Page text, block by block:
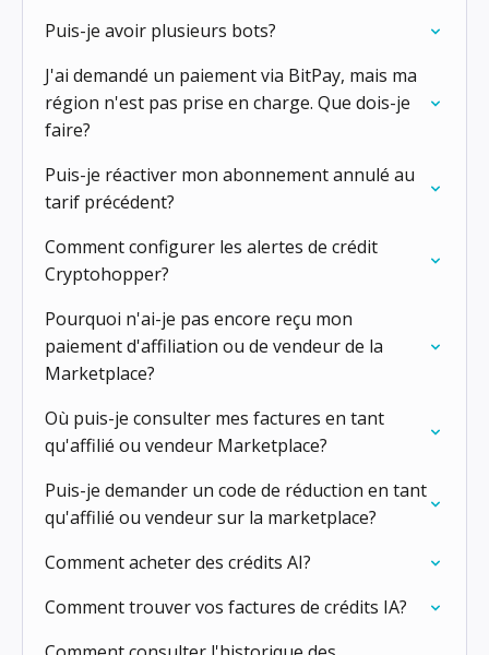
Puis-je avoir plusieurs bots?
J'ai demandé un paiement via BitPay, mais ma
région n'est pas prise en charge. Que dois-je
faire?
Puis-je réactiver mon abonnement annulé au
tarif précédent?
Comment configurer les alertes de crédit
Cryptohopper?
Pourquoi n'ai-je pas encore reçu mon
paiement d'affiliation ou de vendeur de la
Marketplace?
Où puis-je consulter mes factures en tant
qu'affilié ou vendeur Marketplace?
Puis-je demander un code de réduction en tant
qu'affilié ou vendeur sur la marketplace?
Comment acheter des crédits AI?
Comment trouver vos factures de crédits IA?